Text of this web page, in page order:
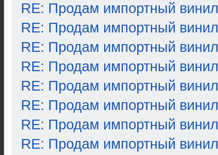
RE: Продам импортный винил
RE: Продам импортный винил
RE: Продам импортный винил
RE: Продам импортный винил
RE: Продам импортный винил
RE: Продам импортный винил
RE: Продам импортный винил
RE: Продам импортный винил